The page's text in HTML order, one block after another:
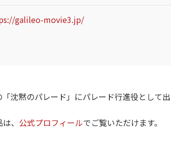
galileo-movie3.jp/
沈黙のパレード」にパレード行進役として出
、 公式プロフィールでご覧いただけます。